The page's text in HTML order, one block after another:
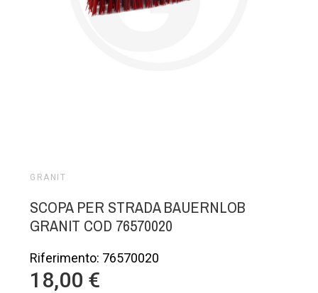
GRANIT
SCOPA PER STRADA BAUERNLOB
GRANIT COD 76570020
Riferimento: 76570020
18,00 €